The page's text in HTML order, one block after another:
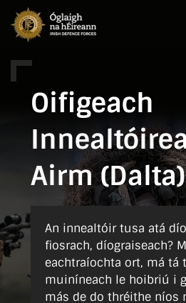
Skip to main content
Oifigeach
Airm (Dalta)
An innealtóir tusa atá
fiosrach, díograiseach?
eachtraíochta ort, má tá
muiníneach le hoibriú i
más de do thréithe níos